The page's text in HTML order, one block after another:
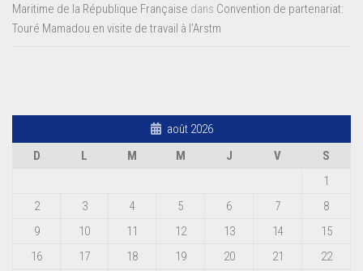
Maritime de la République Française dans Convention de partenariat:
Touré Mamadou en visite de travail à l’Arstm
août 2026
D
L M M J V
S
1
2
3 4 5 6 7
8
9
10 11 12 13 14
15
16
17 18 19 20 21
22